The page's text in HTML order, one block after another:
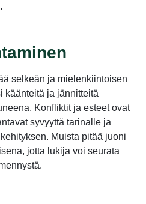
selkeän ja mielenkiintoisen
käänteitä ja jännitteitä
Konfliktit ja esteet ovat
syvyyttä tarinalle ja
Muista pitää juoni
jotta lukija voi seurata